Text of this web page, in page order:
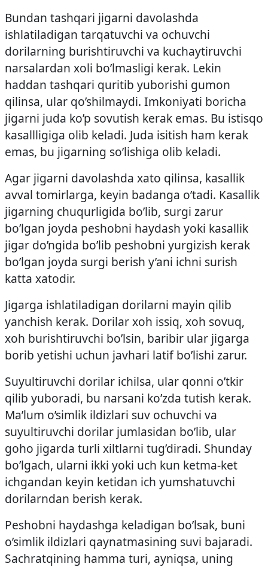
Bundan tashqari jigarni davolashda
ishlatiladigan tarqatuvchi va ochuvchi
dorilarning burishtiruvchi va kuchaytiruvchi
narsalardan xoli bo’lmasligi kerak. Lekin
haddan tashqari quritib yuborishi gumon
qilinsa, ular qo’shilmaydi. Imkoniyati boricha
jigarni juda ko’p sovutish kerak emas. Bu istisqo
kasallligiga olib keladi. Juda isitish ham kerak
emas, bu jigarning so’lishiga olib keladi.
Agar jigarni davolashda xato qilinsa, kasallik
avval tomirlarga, keyin badanga o’tadi. Kasallik
jigarning chuqurligida bo’lib, surgi zarur
bo’lgan joyda peshobni haydash yoki kasallik
jigar do’ngida bo’lib peshobni yurgizish kerak
bo’lgan joyda surgi berish y’ani ichni surish
katta xatodir.
Jigarga ishlatiladigan dorilarni mayin qilib
yanchish kerak. Dorilar xoh issiq, xoh sovuq,
xoh burishtiruvchi bo’lsin, baribir ular jigarga
borib yetishi uchun javhari latif bo’lishi zarur.
Suyultiruvchi dorilar ichilsa, ular qonni o’tkir
qilib yuboradi, bu narsani ko’zda tutish kerak.
Ma’lum o’simlik ildizlari suv ochuvchi va
suyultiruvchi dorilar jumlasidan bo’lib, ular
goho jigarda turli xiltlarni tug’diradi. Shunday
bo’lgach, ularni ikki yoki uch kun ketma-ket
ichgandan keyin ketidan ich yumshatuvchi
dorilarndan berish kerak.
Peshobni haydashga keladigan bo’lsak, buni
o’simlik ildizlari qaynatmasining suvi bajaradi.
Sachratqining hamma turi, ayniqsa, uning